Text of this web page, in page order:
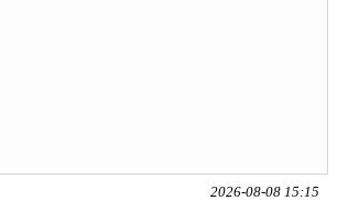
2026-08-08 15:15